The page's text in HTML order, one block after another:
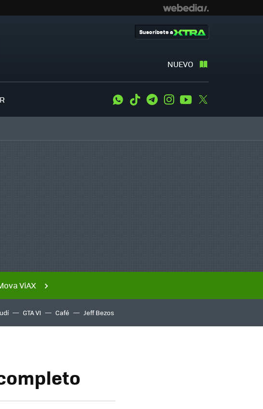
NUEVO
Suscríbete a
WhatsApp
Tiktok TelegramInstagramYoutube
ViAX
GTA VI Café Jeff Bezos